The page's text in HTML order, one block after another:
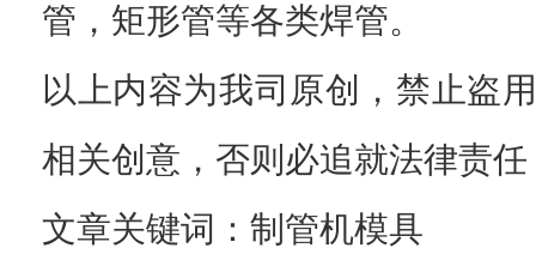
管，矩形管等各类焊管。
以上内容为我司原创，禁止盗
相关创意，否则必追就法律责任
文章关键词：制管机模具